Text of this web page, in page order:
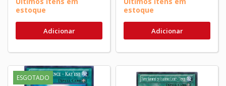
estoque
Adicionar
estoque
Adicionar
ESGOTADO